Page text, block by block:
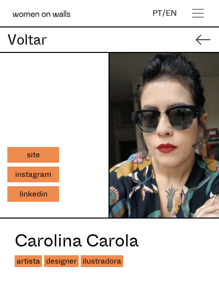
PT/EN
Voltar
site
instagram
linkedin
Carolina Carola
artista designer ilustradora